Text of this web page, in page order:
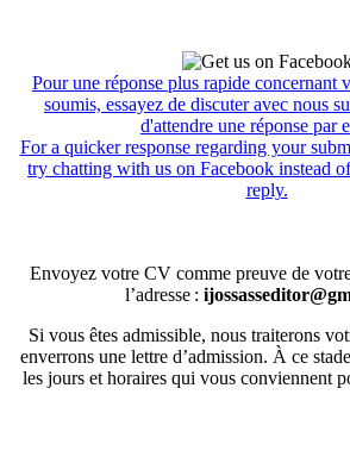
Pour une réponse plus rapide concernant
soumis, essayez de discuter avec nous
d'attendre une réponse par
For a quicker response regarding your
try chatting with us on Facebook instead
reply.
Envoyez votre CV comme preuve de
l’adresse :
Si vous êtes admissible, nous traiterons
enverrons une lettre d’admission. À ce
les jours et horaires qui vous conviennent